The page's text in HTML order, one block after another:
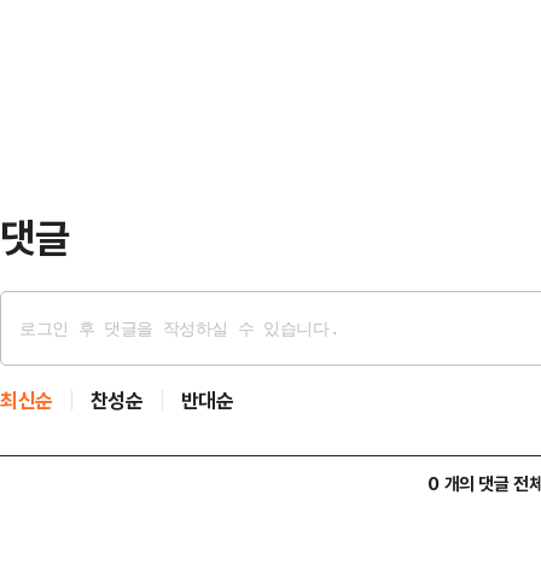
댓글
최신순 찬성순 반대순
0 개의 댓글 전